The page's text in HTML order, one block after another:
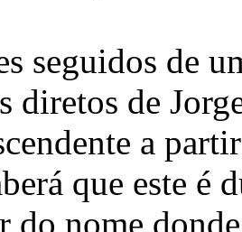
seguidos de
diretos de
a
que este é
do nome